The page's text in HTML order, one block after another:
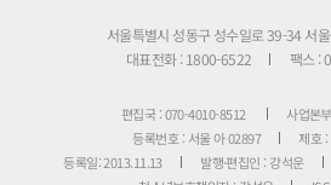
서울특별시 성동구 성수일로 39-34 서
대표전화 : 1800-6522
팩스 :
편집국 : 070-4010-8512
사업본
등록번호 : 서울 아 02897
제호
등록일: 2013.11.13
발행·편집인 : 강석운